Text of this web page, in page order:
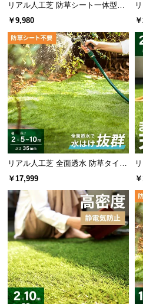
リアル人工芝 防草シート一体型タ
イプ 芝丈35mm 1×10m（自然な見
￥9,980
リアル人工芝 全面透水 防草タイプ
芝丈35mm 2×5~10m
￥17,999